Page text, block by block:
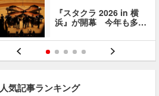
『スタクラ 2026 in 横
浜』が開幕 今年も多…
人気記事ランキング